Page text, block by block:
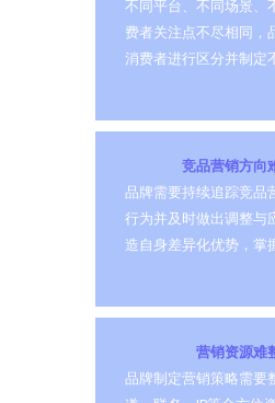
不同平台、不同场景、
费者关注点不尽相同，
消费者进行区分并制定
竞品营销方向
品牌需要持续追踪竞品
行为并及时做出调整与
造自身差异化优势，掌
营销资源难
品牌制定营销策略需要